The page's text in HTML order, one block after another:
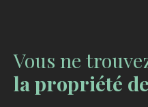
Vous ne
la propriété